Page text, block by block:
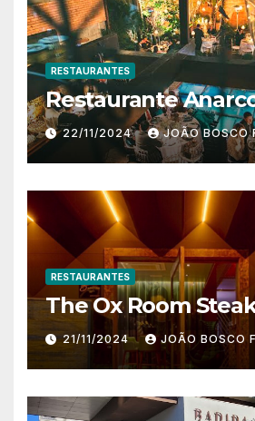
RESTAURANTES
Restaurante
22/11/2024 JOÃO BOSCO
RESTAURANTES
The Ox Room
21/11/2024 JOÃO BOSCO